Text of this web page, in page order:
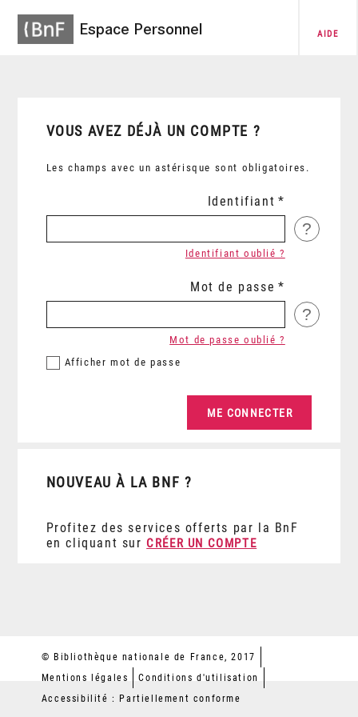
Espace Personnel AIDE
VOUS AVEZ DÉJÀ UN COMPTE ?
Les champs avec un astérisque sont obligatoires.
Identifiant
?
Identifiant oublié ?
Mot de passe
?
Afficher mot de passe
Mot de passe oublié ?
NOUVEAU À LA BNF ?
Profitez des services offerts par la BnF
en cliquant sur CRÉER UN COMPTE
© Bibliothèque nationale de France, 2017
Mentions légales
Conditions d'utilisation
Accessibilité : Partiellement conforme